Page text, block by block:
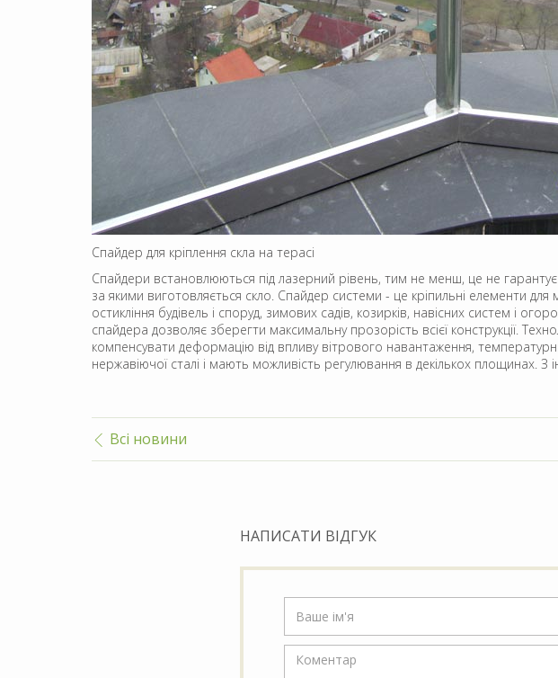
Спайдер для кріплення скла на терасі
Спайдери встановлюються під лазерний рівень, тим не менш, це не
за якими виготовляється скло. Спайдер системи - це кріпильні елементи
остикління будівель і споруд, зимових садів, козирків, навісних систем і
спайдера дозволяє зберегти максимальну прозорість всієї конструкції.
компенсувати деформацію від впливу вітрового навантаження,
нержавіючої сталі і мають можливість регулювання в декількох
Всі новини
НАПИСАТИ ВІДГУК